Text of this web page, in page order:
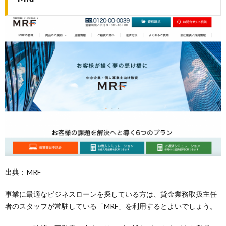
出典： MRF
事業に最適なビジネスローンを探している方は、貸金業務取扱主任
者のスタッフが常駐している「MRF」を利用するとよいでしょう。